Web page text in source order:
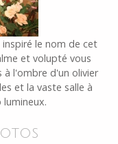
le nom de cet
et volupté vous
l'ombre d'un olivier
et la vaste salle à